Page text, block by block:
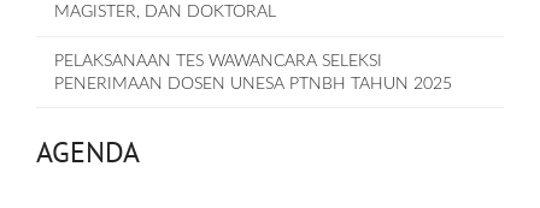
MAGISTER, DAN DOKTORAL
PELAKSANAAN TES WAWANCARA SELEKSI
PENERIMAAN DOSEN UNESA PTNBH TAHUN 2025
AGENDA